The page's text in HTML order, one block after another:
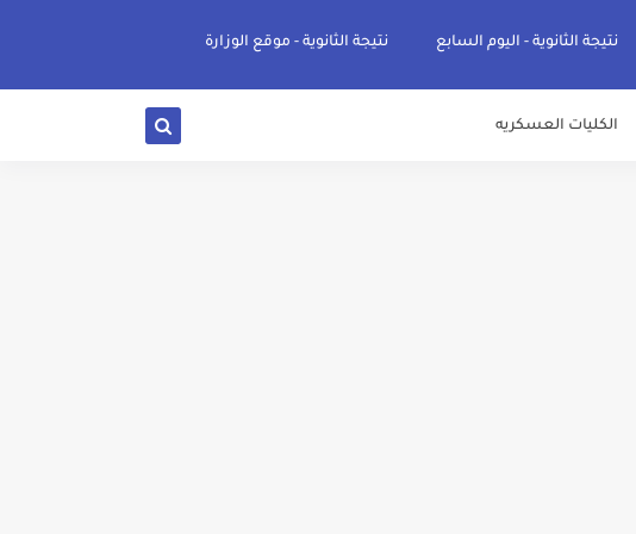
نتيجة الثانوية - اليوم السابع نتيجة الثانوية - موقع الوزارة
الكليات العسكريه